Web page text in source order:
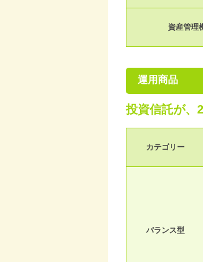
資産管理
運用商品
投資信託が、
カテゴリー
バランス型